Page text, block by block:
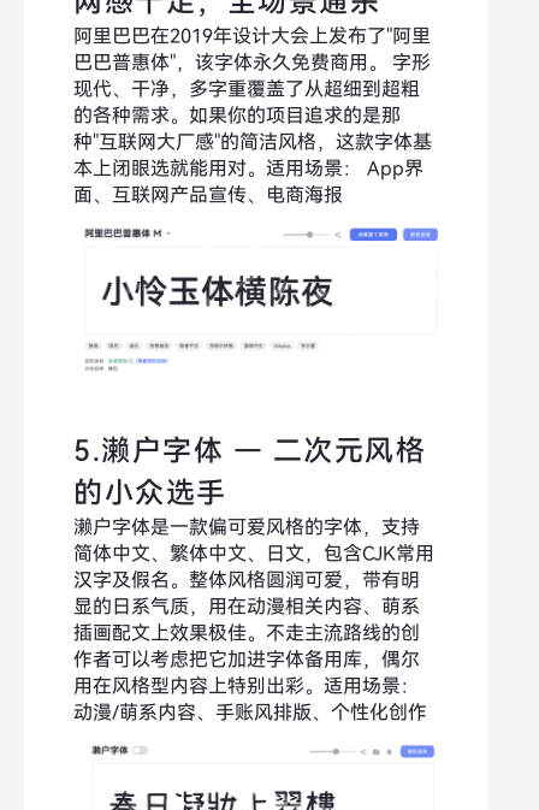
阿里巴巴在2019年设计大会上发布了"阿里
巴巴普惠体"，该字体永久免费商用。 字形
现代、干净，多字重覆盖了从超细到超粗
的各种需求。如果你的项目追求的是那
种"互联网大厂感"的简洁风格，这款字体基
本上闭眼选就能用对。适用场景： App界
面、互联网产品宣传、电商海报
5.濑户字体 — 二次元风格
的小众选手
濑户字体是一款偏可爱风格的字体，支持
简体中文、繁体中文、日文，包含CJK常用
汉字及假名。整体风格圆润可爱，带有明
显的日系气质，用在动漫相关内容、萌系
插画配文上效果极佳。不走主流路线的创
作者可以考虑把它加进字体备用库，偶尔
用在风格型内容上特别出彩。适用场景：
动漫/萌系内容、手账风排版、个性化创作